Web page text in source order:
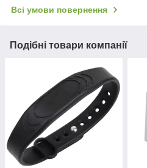
Всі умови повернення
Подібні товари компанії